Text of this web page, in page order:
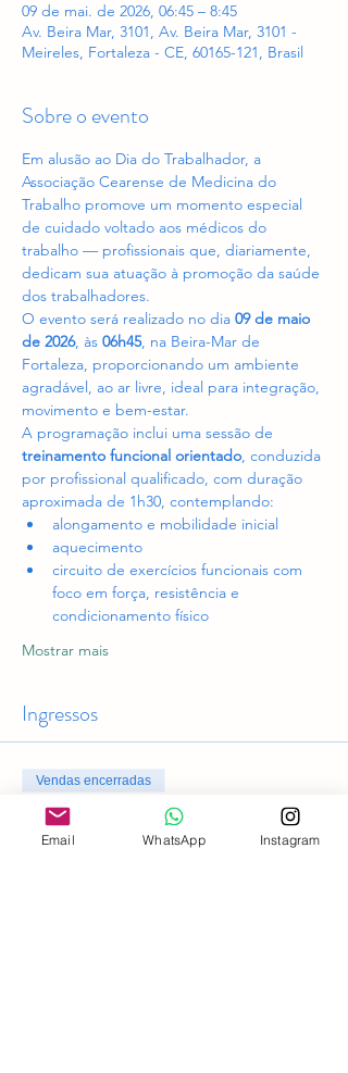
09 de mai. de 2026, 06:45 – 8:45
Av. Beira Mar, 3101, Av. Beira Mar, 3101 -
Meireles, Fortaleza - CE, 60165-121, Brasil
Sobre o evento
Em alusão ao Dia do Trabalhador, a
Associação Cearense de Medicina do
Trabalho promove um momento especial
de cuidado voltado aos médicos do
trabalho — profissionais que, diariamente,
dedicam sua atuação à promoção da saúde
dos trabalhadores.
O evento será realizado no dia 09 de maio
de 2026, às 06h45, na Beira-Mar de
Fortaleza, proporcionando um ambiente
agradável, ao ar livre, ideal para integração,
movimento e bem-estar.
A programação inclui uma sessão de
treinamento funcional orientado, conduzida
por profissional qualificado, com duração
aproximada de 1h30, contemplando:
alongamento e mobilidade inicial
aquecimento
circuito de exercícios funcionais com
foco em força, resistência e
condicionamento físico
Mostrar mais
Ingressos
Vendas encerradas
Tipo de ingresso
Acesso geral
Email WhatsApp Instagram